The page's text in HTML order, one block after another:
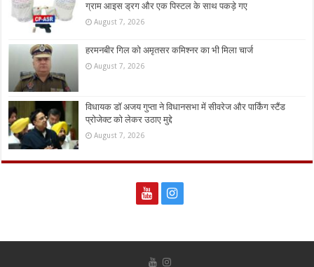
ग्राम आइस ड्रग और एक पिस्टल के साथ पकड़े गए
August 7, 2026
हरमनबीर गिल को अमृतसर कमिश्नर का भी मिला चार्ज
August 7, 2026
विधायक डॉ अजय गुप्ता ने विधानसभा में सीवरेज और पार्किंग स्टैंड
प्रोजेक्ट को लेकर उठाए मुद्दे
August 7, 2026